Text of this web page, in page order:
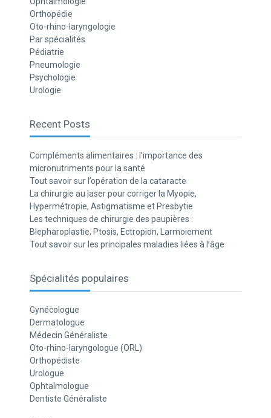
Orthopédie
Oto-rhino-laryngologie
Par spécialités
Pédiatrie
Pneumologie
Psychologie
Urologie
Recent Posts
Compléments alimentaires : l’importance des
micronutriments pour la santé
Tout savoir sur l’opération de la cataracte
La chirurgie au laser pour corriger la Myopie,
Hypermétropie, Astigmatisme et Presbytie
Les techniques de chirurgie des paupières :
Blepharoplastie, Ptosis, Ectropion, Larmoiement
Tout savoir sur les principales maladies liées à l’âge
Spécialités populaires
Gynécologue
Dermatologue
Médecin Généraliste
Oto-rhino-laryngologue (ORL)
Orthopédiste
Urologue
Ophtalmologue
Dentiste Généraliste